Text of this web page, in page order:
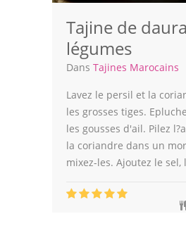
Tajine de
légumes
Dans Tajines Marocains
Lavez le persil et la
les grosses tiges.
les gousses d'ail. Pilez
la coriandre dans un
mixez-les. Ajoutez le sel,